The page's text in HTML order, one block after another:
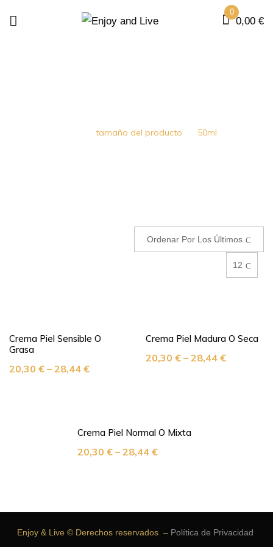
0
0,00 €
tamaño del producto 50ml
Ordenar Por Los Últimos
12
Crema Piel Sensible O
Grasa
20,30 € – 28,44 €
Crema Piel Madura O Seca
20,30 € – 28,44 €
Crema Piel Normal O Mixta
20,30 € – 28,44 €
Enjoy & Live © Derechos reservados – Política de Privacidad